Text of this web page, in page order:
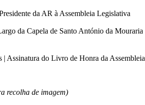
da AR à Assembleia Legislativa
da Capela de Santo António da Mouraria
| Assinatura do Livro de Honra da Assembleia
recolha de imagem)